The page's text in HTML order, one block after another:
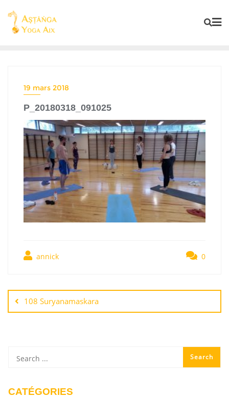
19 mars 2018
P_20180318_091025
annick 0
108 Suryanamaskara
CATÉGORIES